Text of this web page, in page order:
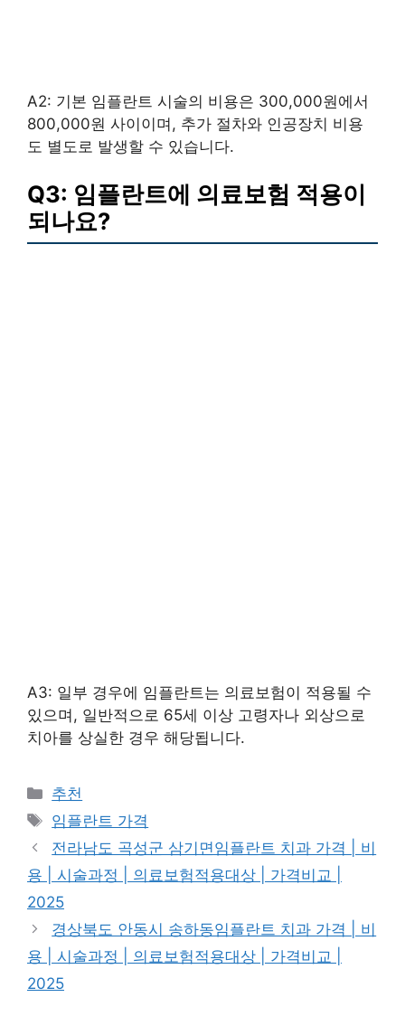
A2: 기본 임플란트 시술의 비용은 300,000원에서
800,000원 사이이며, 추가 절차와 인공장치 비용
도 별도로 발생할 수 있습니다.
Q3: 임플란트에 의료보험 적용이
되나요?
A3: 일부 경우에 임플란트는 의료보험이 적용될 수
있으며, 일반적으로 65세 이상 고령자나 외상으로
치아를 상실한 경우 해당됩니다.
카
테
리
추천
태
그
임플란트 가격
전라남도 곡성군 삼기면임플란트 치과 가격 | 비
용 | 시술과정 | 의료보험적용대상 | 가격비교 |
2025
경상북도 안동시 송하동임플란트 치과 가격 | 비
용 | 시술과정 | 의료보험적용대상 | 가격비교 |
2025